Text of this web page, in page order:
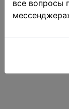
все вопросы